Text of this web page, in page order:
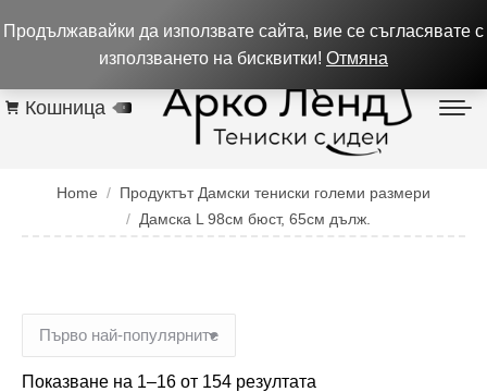
Контакти
Кошница
Home
Продуктът Дамски тениски големи размери
Дамска L 98см бюст, 65см дълж.
Показване на 1–16 от 154 резултата
Продължавайки да използвате сайта, вие се съгласявате с
използването на бисквитки! Отмяна